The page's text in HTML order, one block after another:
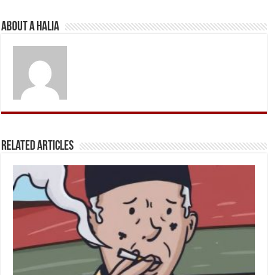
About A Halia
Related Articles